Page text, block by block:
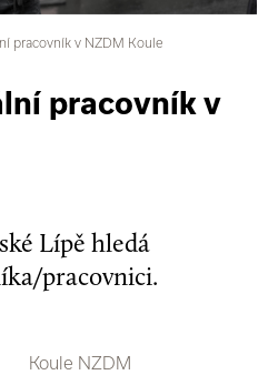
pracovník v NZDM Koule
pracovník v
Lípě hledá
pracovnici.
Koule NZDM